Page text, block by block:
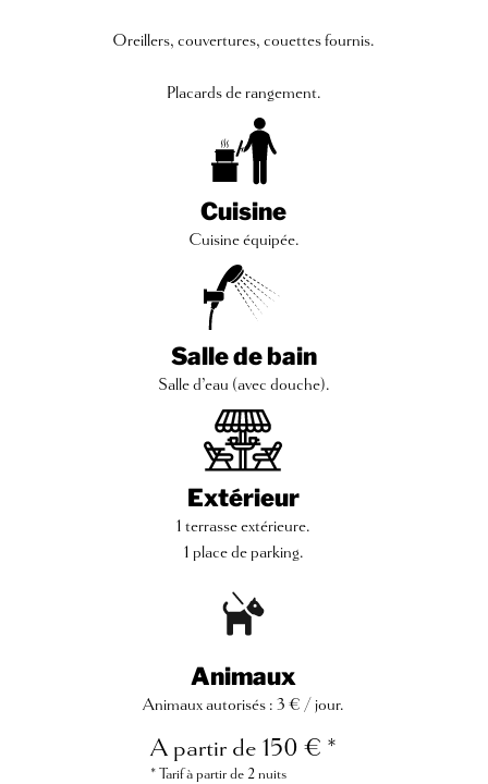
Oreillers, couvertures, couettes fournis.
Placards de rangement.
Cuisine
Cuisine équipée.
Salle de bain
Salle d’eau (avec douche).
Extérieur
1 terrasse extérieure.
1 place de parking.
Animaux
Animaux autorisés : 3 € / jour.
A partir de 150 € *
* Tarif à partir de 2 nuits